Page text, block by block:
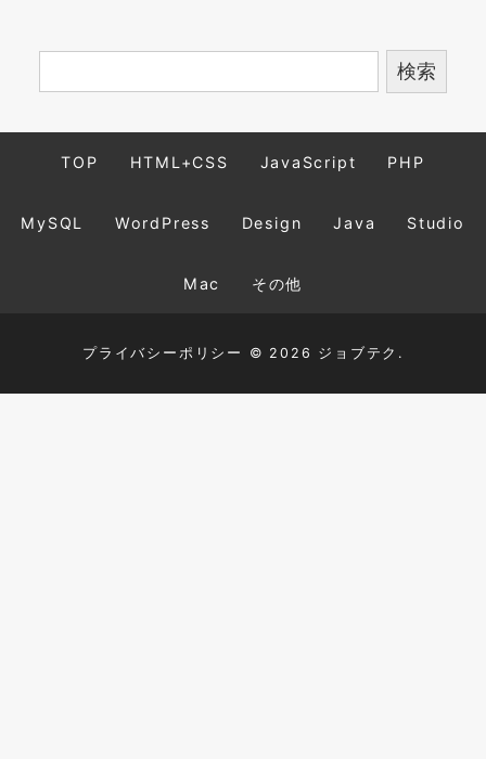
TOP HTML+CSS JavaScript PHP
MySQL WordPress Design Java Studio
Mac その他
プライバシーポリシー © 2026 ジョブテク.